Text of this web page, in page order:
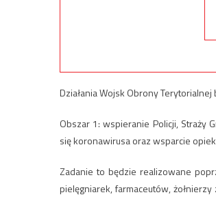
Działania Wojsk Obrony
Obszar 1: wspieranie Policji, Straży
się koronawirusa oraz wsparcie
Zadanie to będzie realizowane
pielęgniarek, farmaceutów,